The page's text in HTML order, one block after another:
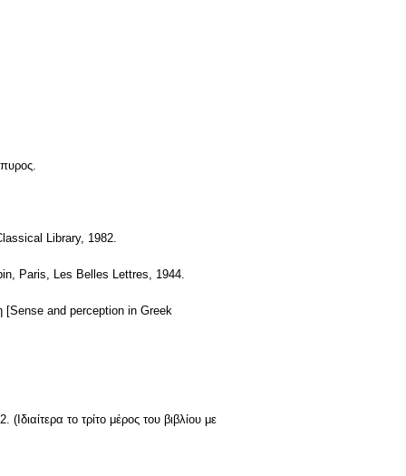
Library, 1982.
Paris, Les Belles Lettres, 1944.
[Sense and perception in Greek